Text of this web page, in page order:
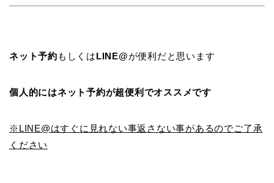
ネット予約もしくはLINE@が便利だと思います
個人的にはネット予約が超便利でオススメです
※LINE@はすぐに見れない事返さない事があるのでご了承
ください